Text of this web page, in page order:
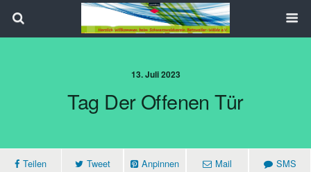
13. Juli 2023
Tag Der Offenen Tür
Teilen Tweet Anpinnen Mail SMS